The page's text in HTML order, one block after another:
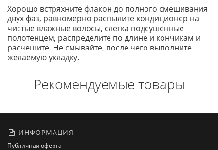
Хорошо встряхните флакон до полного смешивания
двух фаз, равномерно распылите кондиционер на
чистые влажные волосы, слегка подсушенные
полотенцем, распределите по длине и кончикам и
расчешите. Не смывайте, после чего выполните
желаемую укладку.
Рекомендуемые товары
ИНФОРМАЦИЯ
Публичная оферта